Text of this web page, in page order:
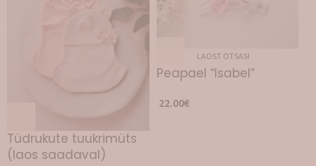
Tüdrukute tuukrimüts
(laos saadaval)
LAOST OTSAS!
Peapael “Isabel”
22.00€